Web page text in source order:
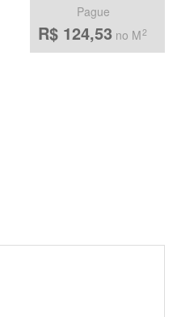
Pague
R$ 124,53 no M2